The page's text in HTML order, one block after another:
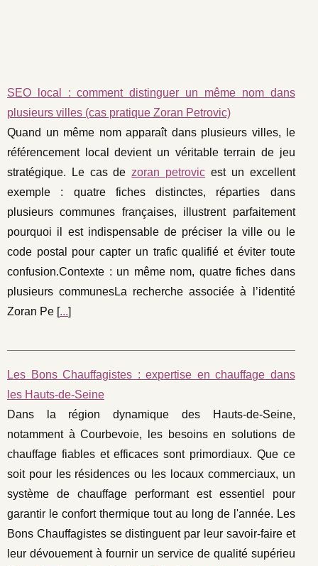
SEO local : comment distinguer un même nom dans
plusieurs villes (cas pratique Zoran Petrovic)
Quand un même nom apparaît dans plusieurs villes, le
référencement local devient un véritable terrain de jeu
stratégique. Le cas de zoran petrovic est un excellent
exemple : quatre fiches distinctes, réparties dans
plusieurs communes françaises, illustrent parfaitement
pourquoi il est indispensable de préciser la ville ou le
code postal pour capter un trafic qualifié et éviter toute
confusion.Contexte : un même nom, quatre fiches dans
plusieurs communesLa recherche associée à l’identité
Zoran Pe [...]
Les Bons Chauffagistes : expertise en chauffage dans
les Hauts-de-Seine
Dans la région dynamique des Hauts-de-Seine,
notamment à Courbevoie, les besoins en solutions de
chauffage fiables et efficaces sont primordiaux. Que ce
soit pour les résidences ou les locaux commerciaux, un
système de chauffage performant est essentiel pour
garantir le confort thermique tout au long de l'année. Les
Bons Chauffagistes se distinguent par leur savoir-faire et
leur dévouement à fournir un service de qualité supérieu